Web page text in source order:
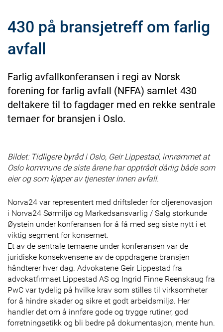
430 på bransjetreff om farlig
avfall
Farlig avfallkonferansen i regi av Norsk
forening for farlig avfall (NFFA) samlet 430
deltakere til to fagdager med en rekke sentrale
temaer for bransjen i Oslo.
Bildet: Tidligere byråd i Oslo, Geir Lippestad, innrømmet at
Oslo kommune de siste årene har opptrådt dårlig både som
eier og som kjøper av tjenester innen avfall.
Norva24 var representert med driftsleder for oljerenovasjon
i Norva24 Sørmiljø og Markedsansvarlig / Salg storkunde
Øystein under konferansen for å få med seg siste nytt i et
viktig segment for konsernet.
Et av de sentrale temaene under konferansen var de
juridiske konsekvensene av de oppdragene bransjen
håndterer hver dag. Advokatene Geir Lippestad fra
advokatfirmaet Lippestad AS og Ingrid Finne Reenskaug fra
PwC var tydelig på hvilke krav som stilles til virksomheter
for å hindre skader og sikre et godt arbeidsmiljø. Her
handler det om å innføre gode og trygge rutiner, god
forretningsetikk og bli bedre på dokumentasjon, mente hun.